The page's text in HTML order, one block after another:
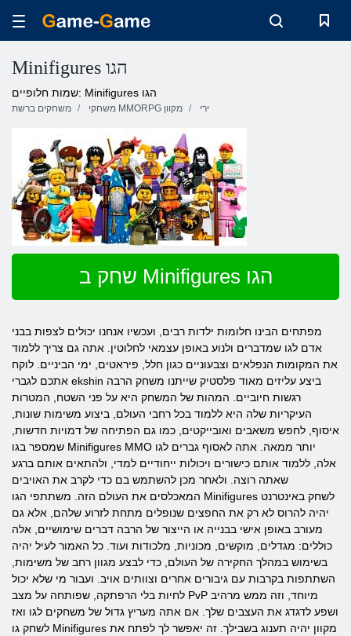
Minifigures הגו
שמות חלופיים: Minifigures הגו
משחקים ברשת משחקי MMORPG מקוון ירי
שחק ב Minifigures הגו
מפתחים הבינו חלומות ילדות רבים, ועכשיו אנחנו יכולים לצפות בבני
אדם לגו שמדברים ולנוע באופן עצמאי לחלוטין. אתה גם צריך ללמוד
את המקומות הנפלאים וצבעוניים כגון חלל, פיראטים, ימי הביניים. לוקח
אתכם לגברי ekshin ביצע עליזים מאוד פלסטיק שייתנו משחק הרבה
רגשות חיוביים. המהות של המשחק היא על פני השטח, המטרות
העיקריות שלה היא ללמוד בכל רחבי העולם, ביצוע משימות שונות,
איסוף, לחפש משאבים ואובייקטים, כמו גם הפתיחה של דמויות חדשות,
שמספר בגו Minifigures MMO יותר ממאה. אתה לאסוף גברים לגו
אלה, ללמוד אותם כישורים ויכולות ייחודיים למדי, ולהתאים אותם ברגע
שאתה רוצה. ולאחר מכן להשתמש בם כדי לקרב את האויבים
המאכלסים את העולם הזה. משתתפי הגו Minifigures לשחק באינטרנט
יהיה להרוס לא רק את החפצים שנופלים מתחת לזרוע שלהם, אלא גם
מעורב באופן אישי בבנייה או הייצור של הרבה דברים שימושיים, אלה
כוללים: מגדלים, מוקשים, מכוניות, מלכודות ועוד. כל האמור לעיל יהיה
בשימוש במהלך החקירה של העולם, כדי לבצע מגוון רחב של משימות,
השתתפות בקרבות עם גיבורים אחרים וצוותים אויב. ועבור מי שלא יכול
לחיות בלי הרפתקה, שפותחה על מצב PvP מיוחד, וזה ממש מרהיב
ושפע לדגדג את העצבים שלך. אם אתה מעריץ גדול של משחקים לגו ואז
לשחק גו Minifigures מקוון יהיה תענוג בשבילך. זה יאפשר לך לפתח את